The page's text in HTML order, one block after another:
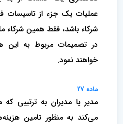
عملیات یک جزء از تاسیسات
شرکاء باشد، فقط همین شرکاء
در تصمیمات مربوط به‌ این
خواهند نمود.
ماده 27
مدیر یا مدیران به ترتیبی
می‌کند به‌ منظور تامین